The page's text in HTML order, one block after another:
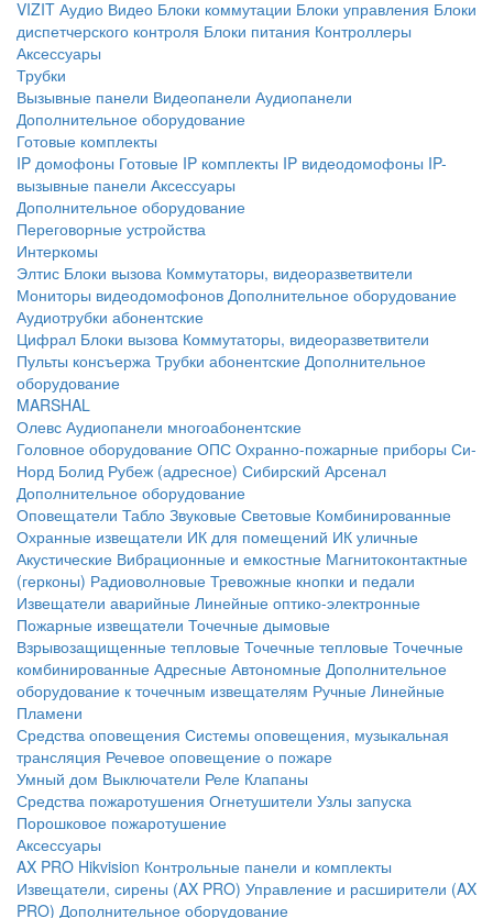
VIZIT Аудио Видео Блоки коммутации Блоки управления Блоки
диспетчерского контроля Блоки питания Контроллеры
Аксессуары
Трубки
Вызывные панели Видеопанели Аудиопанели
Дополнительное оборудование
Готовые комплекты
IP домофоны Готовые IP комплекты IP видеодомофоны IP-
вызывные панели Аксессуары
Дополнительное оборудование
Переговорные устройства
Интеркомы
Элтис Блоки вызова Коммутаторы, видеоразветвители
Мониторы видеодомофонов Дополнительное оборудование
Аудиотрубки абонентские
Цифрал Блоки вызова Коммутаторы, видеоразветвители
Пульты консъержа Трубки абонентские Дополнительное
оборудование
MARSHAL
Олевс Аудиопанели многоабонентские
Головное оборудование ОПС Охранно-пожарные приборы Си-
Норд Болид Рубеж (адресное) Сибирский Арсенал
Дополнительное оборудование
Оповещатели Табло Звуковые Световые Комбинированные
Охранные извещатели ИК для помещений ИК уличные
Акустические Вибрационные и емкостные Магнитоконтактные
(герконы) Радиоволновые Тревожные кнопки и педали
Извещатели аварийные Линейные оптико-электронные
Пожарные извещатели Точечные дымовые
Взрывозащищенные тепловые Точечные тепловые Точечные
комбинированные Адресные Автономные Дополнительное
оборудование к точечным извещателям Ручные Линейные
Пламени
Средства оповещения Системы оповещения, музыкальная
трансляция Речевое оповещение о пожаре
Умный дом Выключатели Реле Клапаны
Средства пожаротушения Огнетушители Узлы запуска
Порошковое пожаротушение
Аксессуары
AX PRO Hikvision Контрольные панели и комплекты
Извещатели, сирены (AX PRO) Управление и расширители (AX
PRO) Дополнительное оборудование